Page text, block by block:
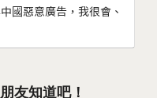
國惡意廣告，我很會、
友知道吧！